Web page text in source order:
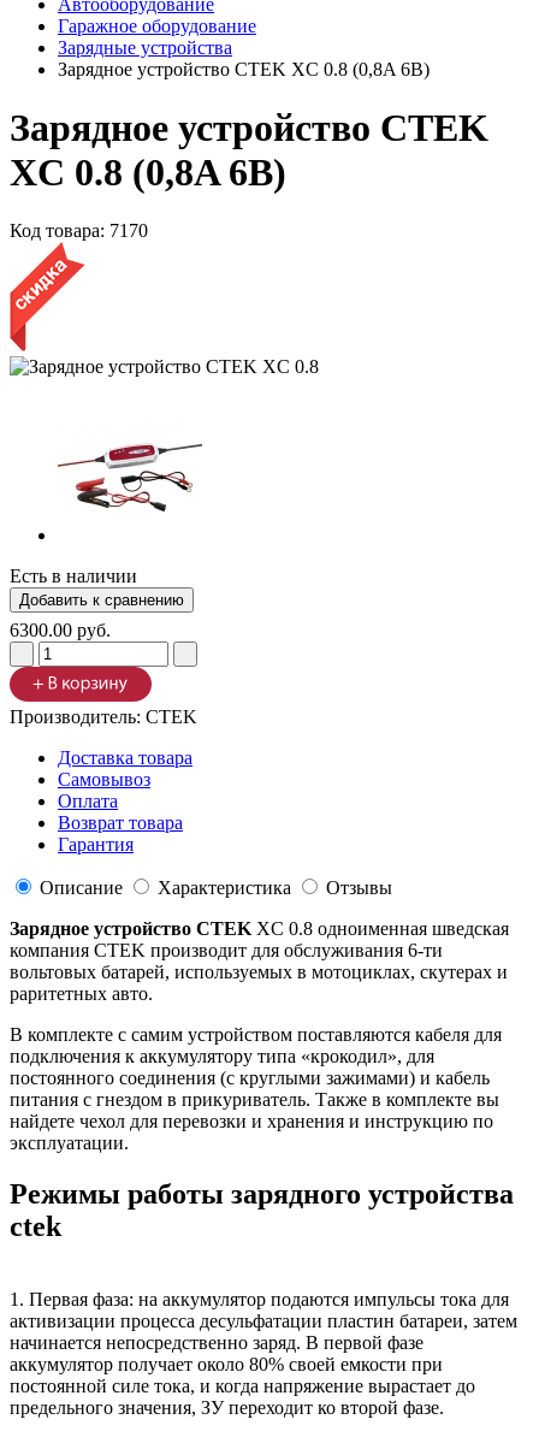
Гаражное оборудование
Зарядные устройства
Зарядное устройство CTEK XC 0.8 (0,8A 6В)
Зарядное устройство CTEK
XC 0.8 (0,8A 6В)
Код товара: 7170
Есть в наличии
6300.00 руб.
Производитель: CTEK
Доставка товара
Самовывоз
Оплата
Возврат товара
Гарантия
Описание Характеристика
Отзывы
Зарядное устройство CTEKXC 0.8 одноименная шведская
компания CTEK производит для обслуживания 6-ти
вольтовых батарей, используемых в мотоциклах, скутерах и
раритетных авто.
В комплекте с самим устройством поставляются кабеля для
подключения к аккумулятору типа «крокодил», для
постоянного соединения (с круглыми зажимами) и кабель
питания с гнездом в прикуриватель. Также в комплекте вы
найдете чехол для перевозки и хранения и инструкцию по
эксплуатации.
Режимы работы зарядного устройства
ctek
1. Первая фаза: на аккумулятор подаются импульсы тока для
активизации процесса десульфатации пластин батареи, затем
начинается непосредственно заряд. В первой фазе
аккумулятор получает около 80% своей емкости при
постоянной силе тока, и когда напряжение вырастает до
предельного значения, ЗУ переходит ко второй фазе.